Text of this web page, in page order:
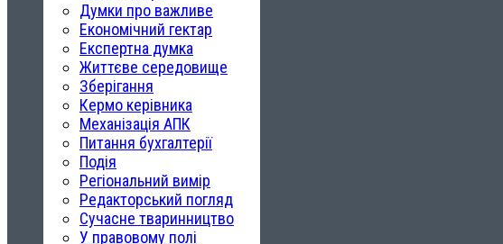
Думки про важливе
Економічний гектар
Експертна думка
Життєве середовище
Зберігання
Кермо керівника
Механізація АПК
Питання бухгалтерії
Подія
Регіональний вимір
Редакторський погляд
Сучасне тваринництво
У правовому полі